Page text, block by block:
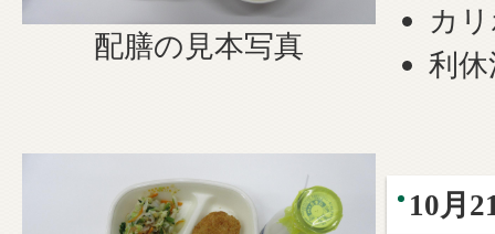
配膳の見本写真
カ
利休
10月